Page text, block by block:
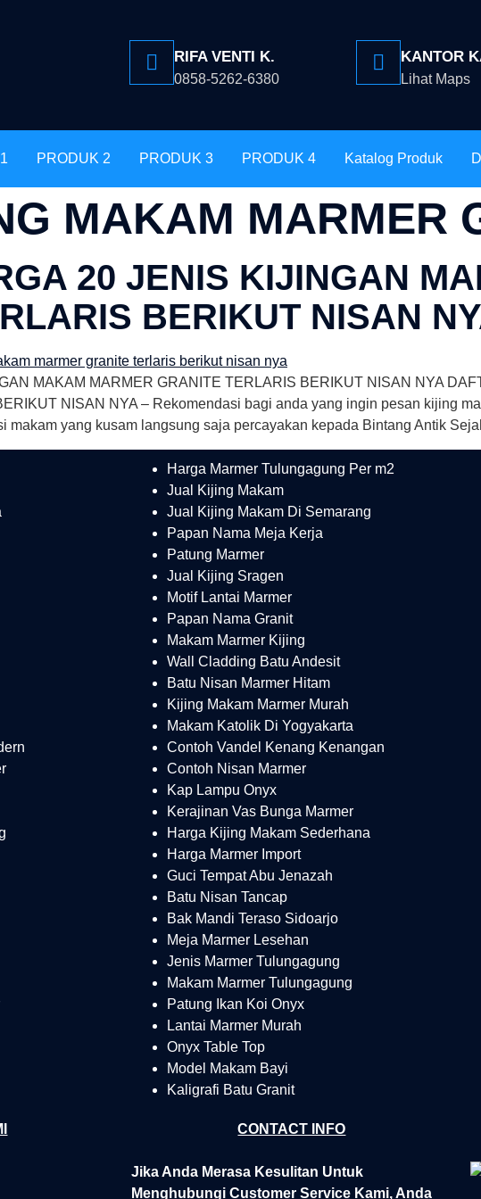
RIFA VENTI K.
0858-5262-6380
KANTOR
Lihat Maps
PRODUK 2 PRODUK 3 PRODUK 4 Katalog Produk
MAKAM MARMER
20 JENIS KIJINGAN
BERIKUT NISAN
MAKAM MARMER GRANITE TERLARIS BERIKUT NISAN NYA
NISAN NYA – Rekomendasi bagi anda yang ingin pesan kijing
makam yang kusam langsung saja percayakan kepada Bintang Antik
Harga Marmer Tulungagung Per m2
Jual Kijing Makam
Jual Kijing Makam Di Semarang
Papan Nama Meja Kerja
Patung Marmer
Jual Kijing Sragen
Motif Lantai Marmer
Papan Nama Granit
Makam Marmer Kijing
Wall Cladding Batu Andesit
Batu Nisan Marmer Hitam
Kijing Makam Marmer Murah
Makam Katolik Di Yogyakarta
Contoh Vandel Kenang Kenangan
Contoh Nisan Marmer
Kap Lampu Onyx
Kerajinan Vas Bunga Marmer
Harga Kijing Makam Sederhana
Harga Marmer Import
Guci Tempat Abu Jenazah
Batu Nisan Tancap
Bak Mandi Teraso Sidoarjo
Meja Marmer Lesehan
Jenis Marmer Tulungagung
Makam Marmer Tulungagung
Patung Ikan Koi Onyx
Lantai Marmer Murah
Onyx Table Top
Model Makam Bayi
Kaligrafi Batu Granit
CONTACT INFO
Jika Anda Merasa Kesulitan Untuk
Menghubungi Customer Service Kami, Anda